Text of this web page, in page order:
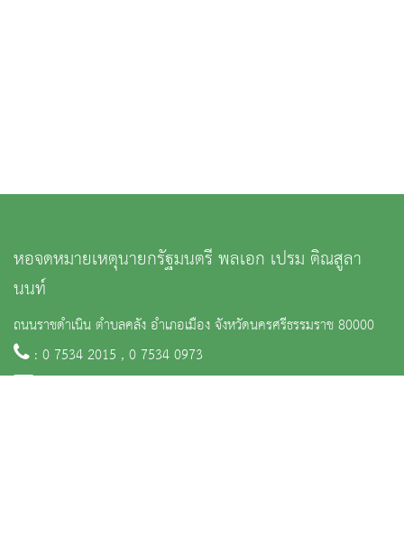
หอจดหมายเหตุนายกรัฐมนตรี พลเอก เปรม ติณสูลา
นนท์
ถนนราชดำเนิน ตำบลคลัง อำเภอเมือง จังหวัดนครศรีธรรมราช 80000
: 0 7534 2015 , 0 7534 0973